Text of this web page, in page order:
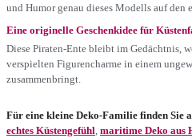
und Humor genau dieses Modells auf den
Eine originelle Geschenkidee für
Diese Piraten-Ente bleibt im Gedächtnis,
verspielten Figurencharme in einem
zusammenbringt.
Für eine kleine Deko-Familie finden Sie
echtes Küstengefühl maritime Deko aus